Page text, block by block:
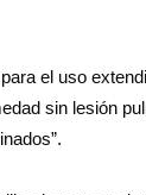
el uso
sin lesión